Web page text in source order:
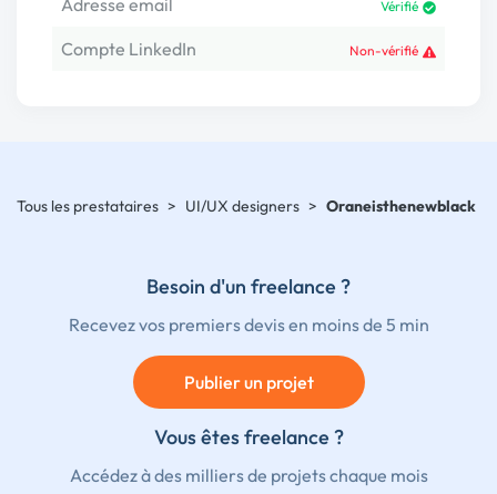
Adresse email Vérifié
Compte LinkedIn Non-vérifié
Tous les prestataires > UI/UX designers > Oraneisthenewblack
Besoin d'un freelance ?
Recevez vos premiers devis en moins de 5 min
Publier un projet
Vous êtes freelance ?
Accédez à des milliers de projets chaque mois